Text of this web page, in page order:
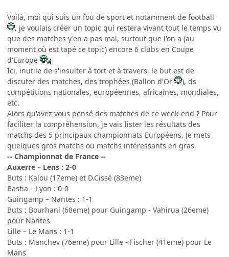
Voilà, moi qui suis un fou de sport et notamment de football
, je voulais créer un topic qui restera vivant tout le temps vu
que des matches y'en a pas mal, surtout que l'on a (au
moment où est tapé ce topic) encore 6 clubs en Coupe
d'Europe
Ici, inutile de s'insulter à tort et à travers, le but est de
discuter des matches, des trophées (Ballon d'Or
), ds
compétitions nationales, européennes, africaines, mondiales,
etc.
Alors qu'avez vous pensé des matches de ce week-end ? Pour
faciliter la compréhension, je vais lister les résultats des
matchs des 5 principaux championnats Européens. Je mets
quelques gros matchs ou matchs intéressants en gras.
-- Championnat de France --
Auxerre – Lens : 2-0
Buts : Kalou (17eme) et D.Cissé (83eme)
Bastia – Lyon : 0-0
Guingamp – Nantes : 1-1
Buts : Bourhani (68eme) pour Guingamp - Vahirua (26eme)
pour Nantes
Lille – Le Mans : 1-1
Buts : Manchev (76eme) pour Lille - Fischer (41eme) pour Le
Mans